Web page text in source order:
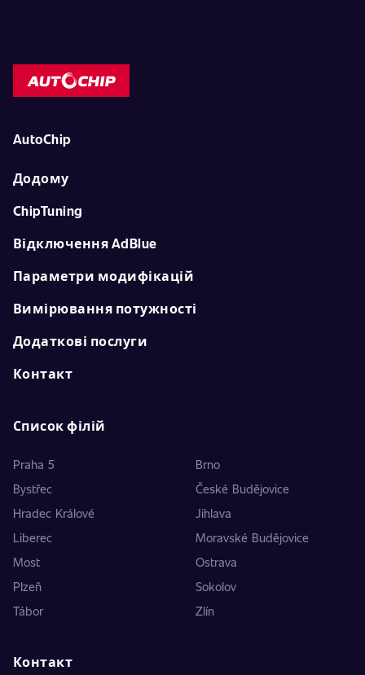
AutoChip
Додому
ChipTuning
Відключення AdBlue
Параметри модифікацій
Вимірювання потужності
Додаткові послуги
Контакт
Список філій
Praha 5
Brno
Bystřec
České Budějovice
Hradec Králové
Jihlava
Liberec
Moravské Budějovice
Most
Ostrava
Plzeň
Sokolov
Tábor
Zlín
Контакт